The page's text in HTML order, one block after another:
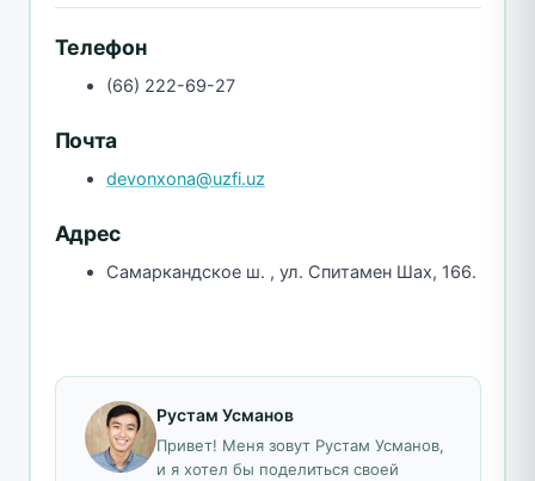
Телефон
(66) 222-69-27
Почта
devonxona@uzfi.uz
Адрес
Самаркандское ш. , ул. Спитамен Шах, 166.
Рустам Усманов
Привет! Меня зовут Рустам Усманов,
и я хотел бы поделиться своей